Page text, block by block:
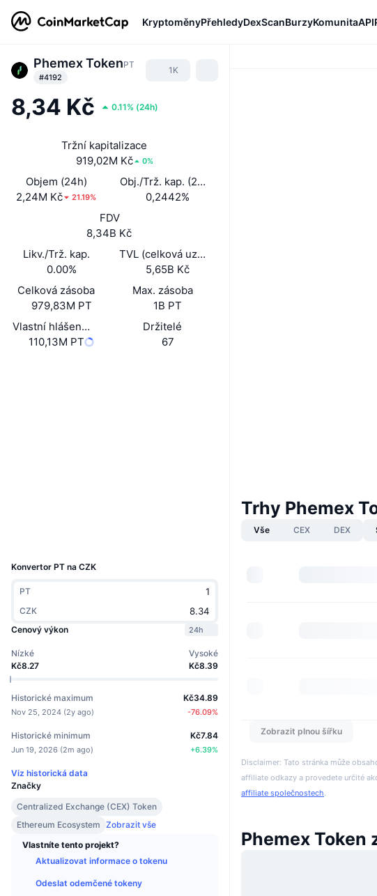
KryptoměnyPřehledyDexScanBurzyKomunitaAPI
Phemex TokenPT
#4192
1K
8,34 Kč 0.11% (24h)
Tržní kapitalizace
919,02M Kč
0%
Objem (24h)
2,24M Kč
21.19%
Obj./Trž. kap. (24 h)
0,2442%
FDV
8,34B Kč
Likv./Trž. kap.
0.00%
TVL (celková uzamčená hodnota)
5,65B Kč
Celková zásoba
979,83M PT
Max. zásoba
1B PT
Vlastní hlášená cirkulující zásoba
110,13M PT
Držitelé
67
Konvertor PT na CZK
PT
CZK
Cenový výkon
24h
Nízké
Kč8.27
Vysoké
Kč8.39
Historické maximum
Nov 25, 2024 (2y ago)
Kč34.89
-76.09%
Historické minimum
Jun 19, 2026 (2m ago)
Kč7.84
+6.39%
Viz historická data
Značky
Centralized Exchange (CEX) Token
Ethereum Ecosystem Zobrazit vše
Vlastníte tento projekt?
Aktualizovat informace o tokenu
Odeslat odemčené tokeny
Trhy Phemex
Vše CEX DEX
Zobrazit plnou šířku
Disclaimer: Tato stránka může
affiliate odkazy a provedete určité
affiliate společnostech.
Phemex Token